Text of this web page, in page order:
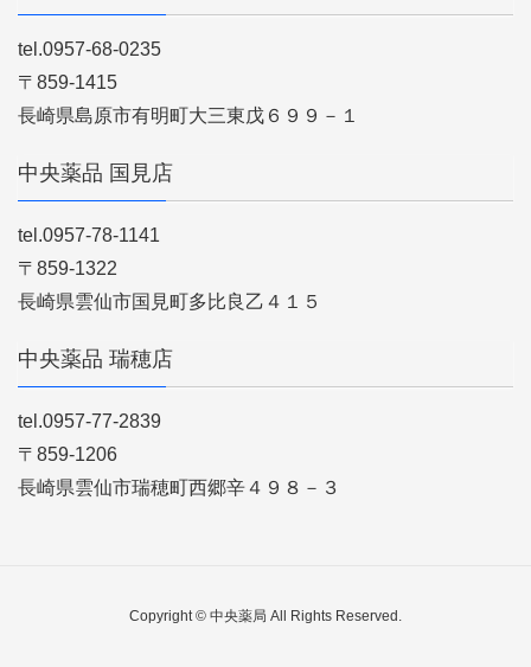
tel.0957-68-0235
〒859-1415
長崎県島原市有明町大三東戊６９９－１
中央薬品 国見店
tel.0957-78-1141
〒859-1322
長崎県雲仙市国見町多比良乙４１５
中央薬品 瑞穂店
tel.0957-77-2839
〒859-1206
長崎県雲仙市瑞穂町西郷辛４９８－３
Copyright © 中央薬局 All Rights Reserved.